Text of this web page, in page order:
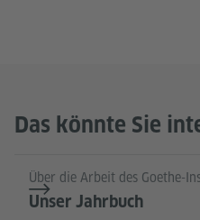
Das könnte Sie
Über die Arbeit des Goethe-
Unser Jahrbuch